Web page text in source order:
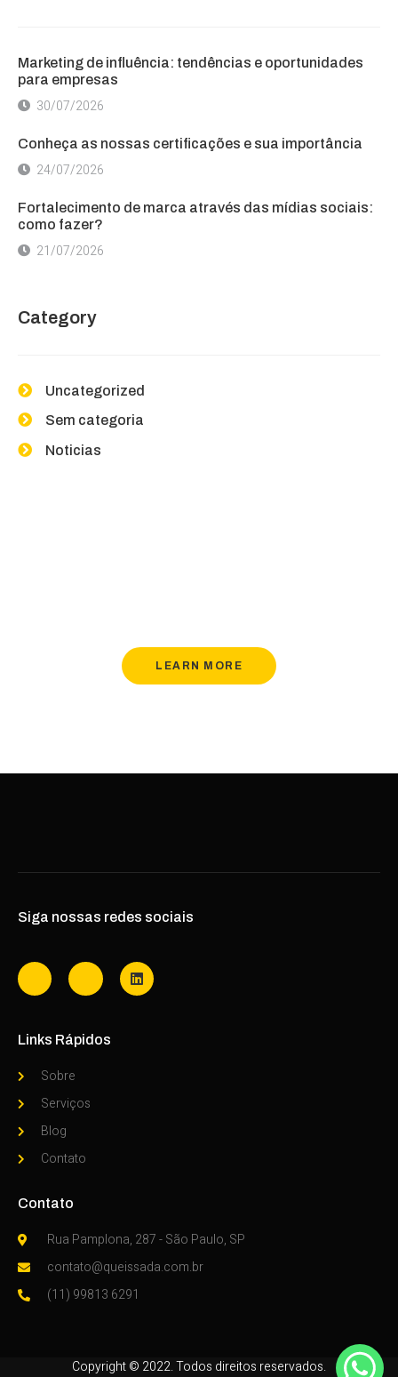
Marketing de influência: tendências e oportunidades
para empresas
30/07/2026
Conheça as nossas certificações e sua importância
24/07/2026
Fortalecimento de marca através das mídias sociais:
como fazer?
21/07/2026
Category
Uncategorized
Sem categoria
Noticias
LEARN MORE
Siga nossas redes sociais
Links Rápidos
Sobre
Serviços
Blog
Contato
Contato
Rua Pamplona, 287 - São Paulo, SP
contato@queissada.com.br
(11) 99813 6291
Copyright © 2022. Todos direitos reservados.